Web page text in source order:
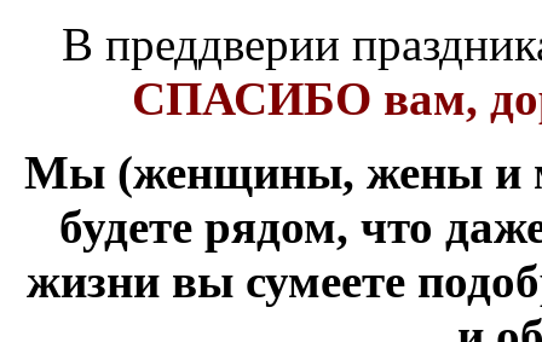
В преддверии
СПАСИБО вам,
Мы (женщины, жены и
будете рядом, что
жизни вы сумеете